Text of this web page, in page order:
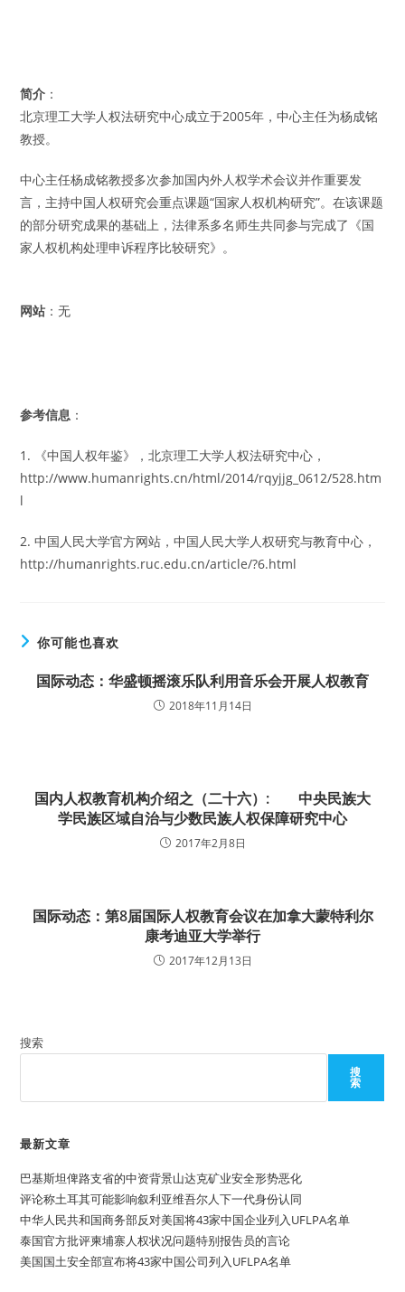
简介 ：
北京理工大学人权法研究中心成立于2005年，中心主任为杨成铭
教授。
中心主任杨成铭教授多次参加国内外人权学术会议并作重要发
言，主持中国人权研究会重点课题“国家人权机构研究”。在该课题
的部分研究成果的基础上，法律系多名师生共同参与完成了《国
家人权机构处理申诉程序比较研究》。
网站 ：无
参考信息 ：
1. 《中国人权年鉴》，北京理工大学人权法研究中心，
http://www.humanrights.cn/html/2014/rqyjjg_0612/528.htm
l
2. 中国人民大学官方网站，中国人民大学人权研究与教育中心，
http://humanrights.ruc.edu.cn/article/?6.html
你可能也喜欢
国际动态：华盛顿摇滚乐队利用音乐会开展人权教育
2018年11月14日
国内人权教育机构介绍之（二十六）: 中央民族大
学民族区域自治与少数民族人权保障研究中心
2017年2月8日
国际动态：第8届国际人权教育会议在加拿大蒙特利尔
康考迪亚大学举行
2017年12月13日
搜索
搜
索
最新文章
巴基斯坦俾路支省的中资背景山达克矿业安全形势恶化
评论称土耳其可能影响叙利亚维吾尔人下一代身份认同
中华人民共和国商务部反对美国将43家中国企业列入UFLPA名单
泰国官方批评柬埔寨人权状况问题特别报告员的言论
美国国土安全部宣布将43家中国公司列入UFLPA名单